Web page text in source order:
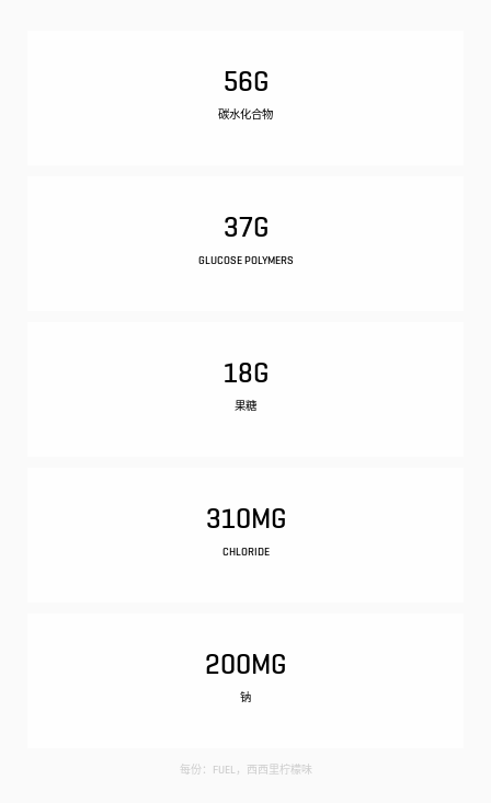
56G
碳水化合物
37G
GLUCOSE POLYMERS
18G
果糖
310MG
CHLORIDE
200MG
钠
每份：FUEL，西西里柠檬味